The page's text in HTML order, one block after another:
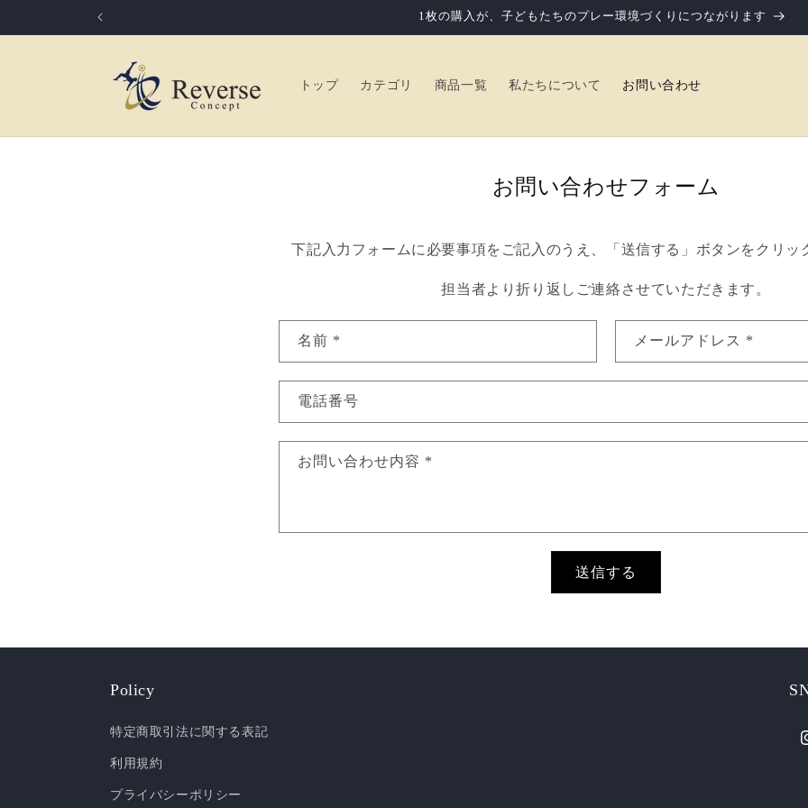
進む
1枚の購入が、子どもたちのプレー環境づくりにつながります
トップ カテゴリ 商品一覧 私たちについて お問い合わせ
お問い合わせフォーム
下記入力フォームに必要事項をご記入のうえ、「送信する」ボタンをクリッ
担当者より折り返しご連絡させていただきます。
お
問
い
合
わ
せ
ォ
名前 * メールアドレス *
電話番号
お問い合わせ内容 *
送信する
Policy
特定商取引法に関する表記
利用規約
プライバシーポリシー